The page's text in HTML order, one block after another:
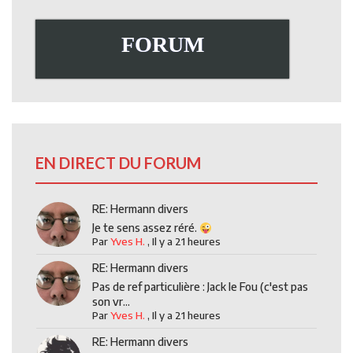
FORUM
EN DIRECT DU FORUM
RE: Hermann divers
Je te sens assez réré.
ParYves H. ,Il y a 21 heures
RE: Hermann divers
Pas de ref particulière : Jack le Fou (c'est pas
son vr...
ParYves H. ,Il y a 21 heures
RE: Hermann divers